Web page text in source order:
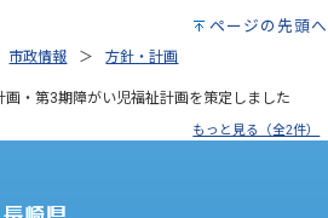
ページの先頭へ
市政情報
方針・計画
・第3期障がい児福祉計画を策定しました
もっと見る（全2件）